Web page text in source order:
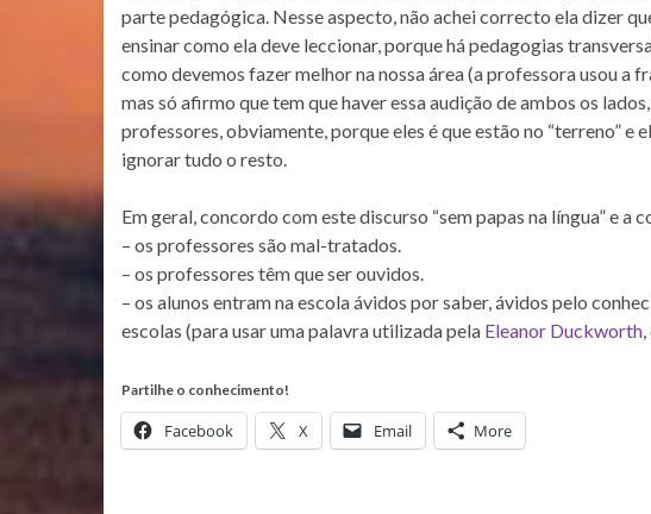
parte pedagógica. Nesse aspecto, não achei correcto ela dizer
ensinar como ela deve leccionar, porque há pedagogias
como devemos fazer melhor na nossa área (a professora usou a
mas só afirmo que tem que haver essa audição de ambos os
professores, obviamente, porque eles é que estão no “terreno” e
ignorar tudo o resto.
Em geral, concordo com este discurso “sem papas na língua” e a
– os professores são mal-tratados.
– os professores têm que ser ouvidos.
– os alunos entram na escola ávidos por saber, ávidos pelo
escolas (para usar uma palavra utilizada pela Eleanor Duckworth
Partilhe o conhecimento!
Facebook X Email More